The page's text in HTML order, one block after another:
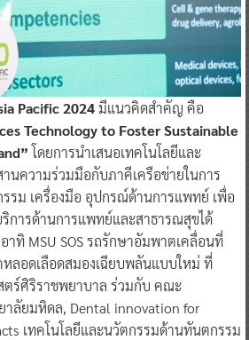
Pacific 2024มีแนวคิดสำคัญ คือ
Technology to Foster Sustainable
โดยการนำเสนอเทคโนโลยีและ
านความร่วมมือกับภาคีเครือข่ายในการ
ม เครื่องมือ อุปกรณ์ด้านการแพทย์ เพื่อ
การด้านการแพทย์และสาธารณสุขได้
าทิ MSU SOS รถรักษาอัมพาตเคลื่อนที่
หลอดเลือดสมองเฉียบพลันแบบใหม่ ที่
ร์ศิริราชพยาบาล ร่วมกับ คณะ
ลัยมหิดล, Dental innovation for
เทคโนโลยีและนวัตกรรมด้านทันตกรรม